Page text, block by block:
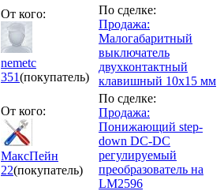
От кого:
nemetc
351(покупатель)
По сделке:
Продажа:
Малогабаритный
выключатель
двухконтактный
клавишный 10х15 мм
От кого:
МаксПейн
22(покупатель)
По сделке:
Продажа:
Понижающий step-
down DC-DC
регулируемый
преобразователь на
LM2596